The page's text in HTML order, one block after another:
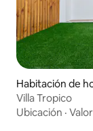
Habitación de
Villa Tropico
Ubicación · Valor